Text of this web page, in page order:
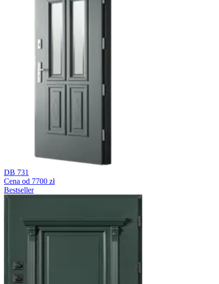
DB 731
Cena od 7700 zł
Bestseller